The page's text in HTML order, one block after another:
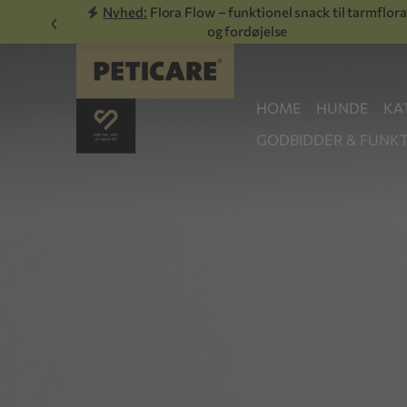
‹ Nyhed: Flora Flow – funktionel snack til tarmflora
og fordøjelse
HOME HUNDE
GODBIDDER &